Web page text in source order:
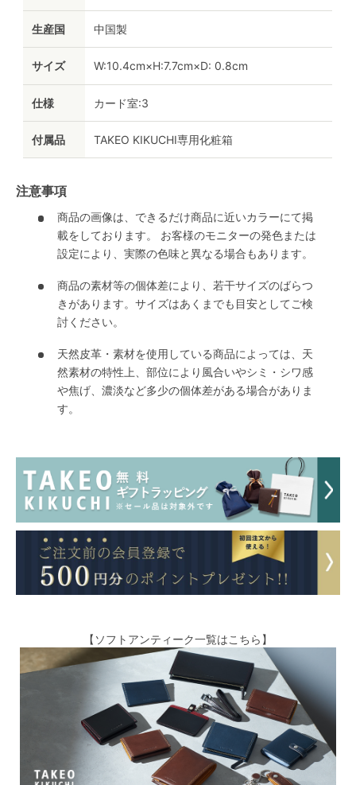
生産国 中国製
サイズ W:10.4cm×H:7.7cm×D: 0.8cm
仕様 カード室:3
付属品 TAKEO KIKUCHI専用化粧箱
注意事項
商品の画像は、できるだけ商品に近いカラーにて掲
載をしております。 お客様のモニターの発色または
設定により、実際の色味と異なる場合もあります。
商品の素材等の個体差により、若干サイズのばらつ
きがあります。サイズはあくまでも目安としてご検
討ください。
天然皮革・素材を使用している商品によっては、天
然素材の特性上、部位により風合いやシミ・シワ感
や焦げ、濃淡など多少の個体差がある場合がありま
す。
【ソフトアンティーク一覧はこちら】